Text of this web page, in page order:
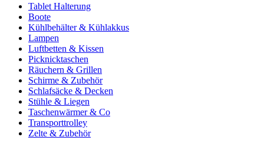
Tablet Halterung
Boote
Kühlbehälter & Kühlakkus
Lampen
Luftbetten & Kissen
Picknicktaschen
Räuchern & Grillen
Schirme & Zubehör
Schlafsäcke & Decken
Stühle & Liegen
Taschenwärmer & Co
Transporttrolley
Zelte & Zubehör